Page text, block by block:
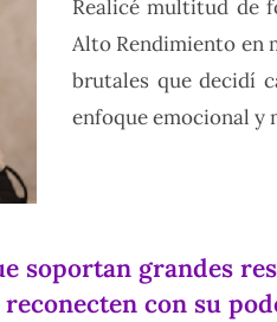
Realicé multitud de
Alto Rendimiento en
brutales que decidí
enfoque emocional y
soportan grandes
con su